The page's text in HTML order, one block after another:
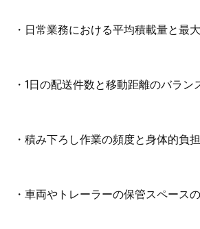
・日常業務における平均積載量と最
・1日の配送件数と移動距離のバラン
・積み下ろし作業の頻度と身体的負担
・車両やトレーラーの保管スペース